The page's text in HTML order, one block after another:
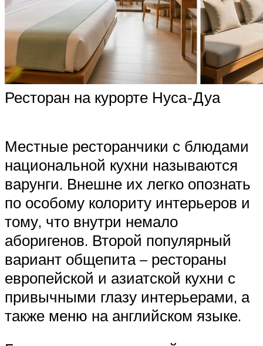
Ресторан на курорте Нуса-Дуа
Местные ресторанчики с блюдами
национальной кухни называются
варунги. Внешне их легко опознать
по особому колориту интерьеров и
тому, что внутри немало
аборигенов. Второй популярный
вариант общепита – рестораны
европейской и азиатской кухни с
привычными глазу интерьерами, а
также меню на английском языке.